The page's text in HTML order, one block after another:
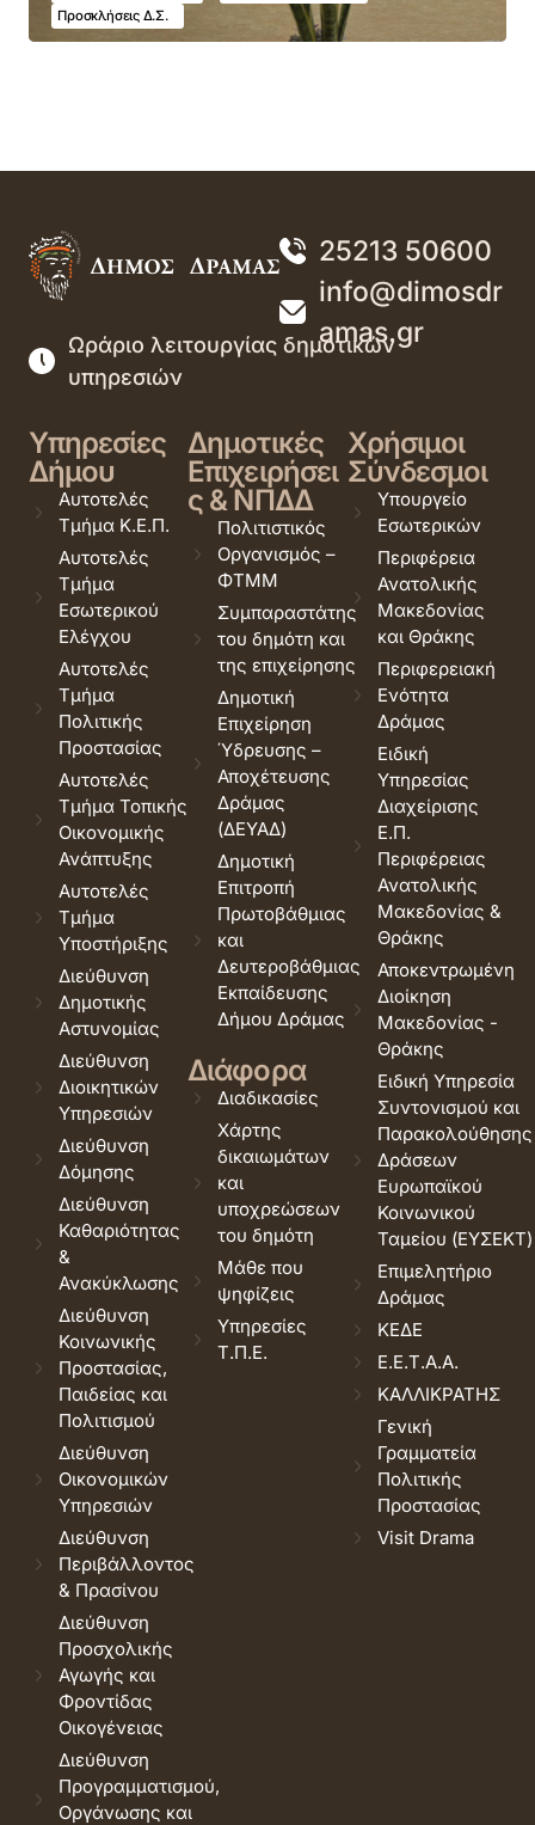
Προσκλήσεις Δ.Σ.
25213 50600
info@dimosdr
amas.gr
Ωράριο λειτουργίας δημοτικών
υπηρεσιών
Υπηρεσίες
Δήμου
Αυτοτελές
Τμήμα Κ.Ε.Π.
Αυτοτελές
Τμήμα
Εσωτερικού
Ελέγχου
Αυτοτελές
Τμήμα
Πολιτικής
Προστασίας
Αυτοτελές
Τμήμα Τοπικής
Οικονομικής
Ανάπτυξης
Αυτοτελές
Τμήμα
Υποστήριξης
Διεύθυνση
Δημοτικής
Αστυνομίας
Διεύθυνση
Διοικητικών
Υπηρεσιών
Διεύθυνση
Δόμησης
Διεύθυνση
Καθαριότητας
&
Ανακύκλωσης
Διεύθυνση
Κοινωνικής
Προστασίας,
Παιδείας και
Πολιτισμού
Διεύθυνση
Οικονομικών
Υπηρεσιών
Διεύθυνση
Περιβάλλοντος
& Πρασίνου
Διεύθυνση
Προσχολικής
Αγωγής και
Φροντίδας
Οικογένειας
Διεύθυνση
Προγραμματισμού,
Οργάνωσης και
Δημοτικές
Επιχειρήσει
ς & ΝΠΔΔ
Πολιτιστικός
Οργανισμός –
ΦΤΜΜ
Συμπαραστάτης
του δημότη και
της επιχείρησης
Δημοτική
Επιχείρηση
Ύδρευσης –
Αποχέτευσης
Δράμας
(ΔΕΥΑΔ)
Δημοτική
Επιτροπή
Πρωτοβάθμιας
και
Δευτεροβάθμιας
Εκπαίδευσης
Δήμου Δράμας
Διάφορα
Διαδικασίες
Χάρτης
δικαιωμάτων
και
υποχρεώσεων
του δημότη
Μάθε που
ψηφίζεις
Υπηρεσίες
Τ.Π.Ε.
Χρήσιμοι
Σύνδεσμοι
Υπουργείο
Εσωτερικών
Περιφέρεια
Ανατολικής
Μακεδονίας
και Θράκης
Περιφερειακή
Ενότητα
Δράμας
Ειδική
Υπηρεσίας
Διαχείρισης
Ε.Π.
Περιφέρειας
Ανατολικής
Μακεδονίας &
Θράκης
Αποκεντρωμένη
Διοίκηση
Μακεδονίας -
Θράκης
Ειδική Υπηρεσία
Συντονισμού και
Παρακολούθησης
Δράσεων
Ευρωπαϊκού
Κοινωνικού
Ταμείου (ΕΥΣΕΚΤ)
Επιμελητήριο
Δράμας
ΚΕΔΕ
Ε.Ε.Τ.Α.Α.
ΚΑΛΛΙΚΡΑΤΗΣ
Γενική
Γραμματεία
Πολιτικής
Προστασίας
Visit Drama